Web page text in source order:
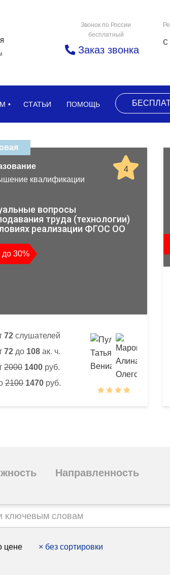
Звонок по России
бесплатный
Заказ звонка
СТАТЬИ ПОМОЩЬ
4
квалификации
вопросы
труда (технологии)
реализации ФГОС ОО
до 30%
72 слушателей
72 до 108 ак. ч.
2000 1400 руб.
2100 1470 руб.
Направленность
цене × без сортировки